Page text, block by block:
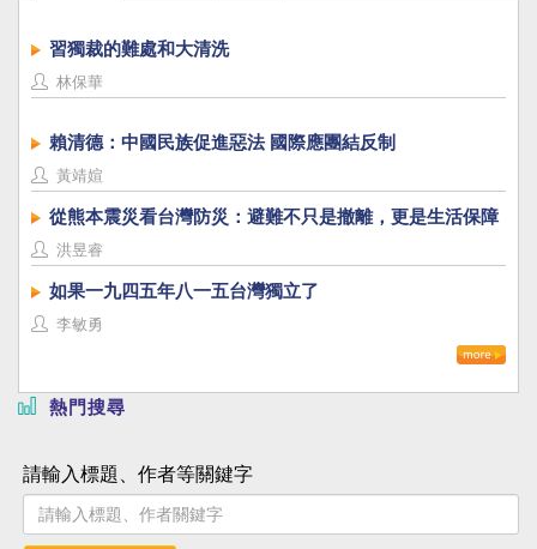
習獨裁的難處和大清洗
林保華
賴清德：中國民族促進惡法 國際應團結反制
黃靖媗
從熊本震災看台灣防災：避難不只是撤離，更是生活保障
洪昱睿
如果一九四五年八一五台灣獨立了
李敏勇
熱門搜尋
請輸入標題、作者等關鍵字